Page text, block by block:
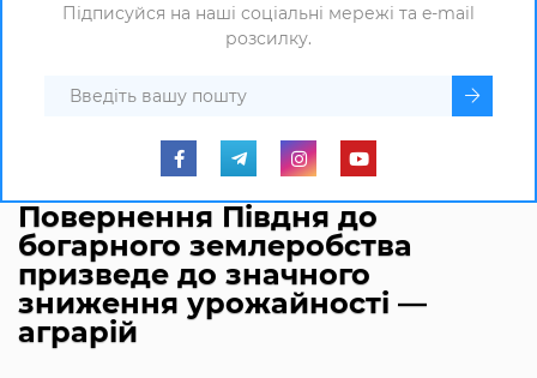
Підписуйся на наші соціальні мережі та e-mail
розсилку.
Повернення Півдня до
богарного землеробства
призведе до значного
зниження урожайності —
аграрій